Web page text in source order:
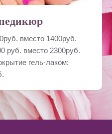
вместо 1400руб.
руб. вместо 2300руб.
гель-лаком: